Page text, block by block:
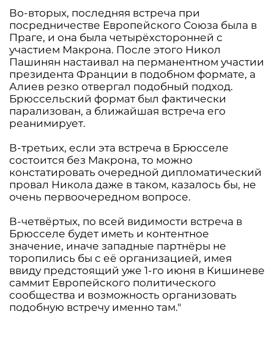
Во-вторых, последняя встреча при
посредничестве Европейского Союза была в
Праге, и она была четырёхсторонней с
участием Макрона. После этого Никол
Пашинян настаивал на перманентном участии
президента Франции в подобном формате, а
Алиев резко отвергал подобный подход.
Брюссельский формат был фактически
парализован, а ближайшая встреча его
реанимирует.
В-третьих, если эта встреча в Брюсселе
состоится без Макрона, то можно
констатировать очередной дипломатический
провал Никола даже в таком, казалось бы, не
очень первоочередном вопросе.
В-четвёртых, по всей видимости встреча в
Брюсселе будет иметь и контентное
значение, иначе западные партнёры не
торопились бы с её организацией, имея
ввиду предстоящий уже 1-го июня в Кишиневе
саммит Европейского политического
сообщества и возможность организовать
подобную встречу именно там."